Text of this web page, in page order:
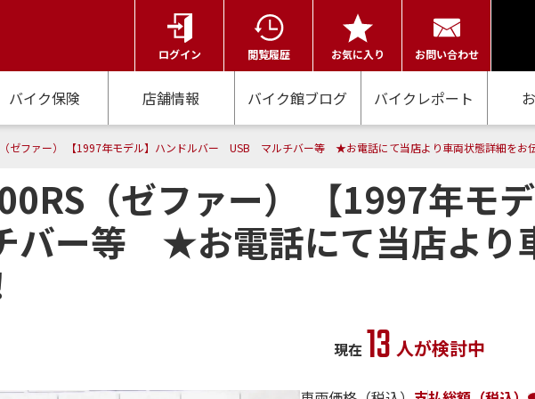
ログイン 閲覧履歴 お気に入り お問い合わせ
バイク保険 店舗情報 バイク館ブログ バイクレポート
ゼファー） 【1997年モデル】ハンドルバー USB マルチバー等 ★お電話にて当店より車両状態詳細をお
（ゼファー） 【1997年モ
ー等 ★お電話にて当店より
現在 13 人が検討中